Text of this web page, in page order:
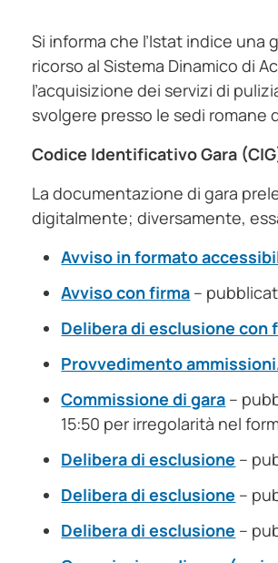
Si informa che l’Istat indice una
ricorso al Sistema Dinamico di
l’acquisizione dei servizi di
svolgere presso le sedi romane
Codice Identificativo Gara
La documentazione di gara
digitalmente; diversamente,
Avviso in formato
Avviso con firma –
Delibera di esclusione con
Provvedimento
Commissione di gara –
15:50 per irregolarità nel
Delibera di esclusione –
Delibera di esclusione –
Delibera di esclusione –